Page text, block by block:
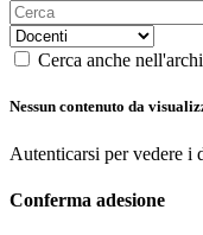
Cerca anche
Nessun contenuto da
Autenticarsi per vedere i
Conferma adesione